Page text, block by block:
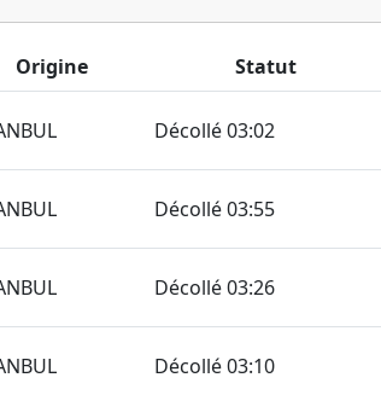
Origine
Statut
Décollé 03:02
Décollé 03:55
Décollé 03:26
Décollé 03:10